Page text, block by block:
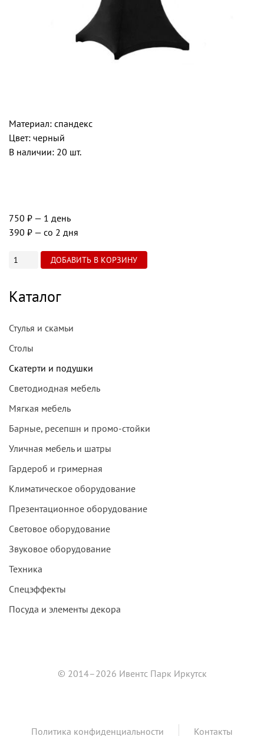
Материал: спандекс
Цвет: черный
В наличии: 20 шт.
750 ₽ — 1 день
390 ₽ — со 2 дня
Каталог
Стулья и скамьи
Столы
Скатерти и подушки
Светодиодная мебель
Мягкая мебель
Барные, ресепшн и промо-стойки
Уличная мебель и шатры
Гардероб и гримерная
Климатическое оборудование
Презентационное оборудование
Световое оборудование
Звуковое оборудование
Техника
Спецэффекты
Посуда и элементы декора
© 2014–2026 Ивентс Парк Иркутск
Политика конфиденциальности Контакты